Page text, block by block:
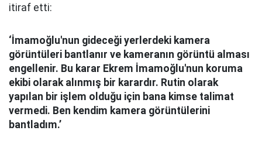
itiraf etti:
‘İmamoğlu'nun gideceği yerlerdeki kamera
görüntüleri bantlanır ve kameranın görüntü alması
engellenir. Bu karar Ekrem İmamoğlu'nun koruma
ekibi olarak alınmış bir karardır. Rutin olarak
yapılan bir işlem olduğu için bana kimse talimat
vermedi. Ben kendim kamera görüntülerini
bantladım.’